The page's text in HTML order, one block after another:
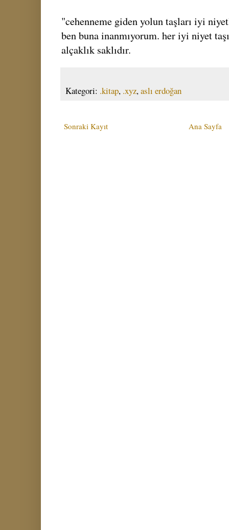
"cehenneme giden yolun taşları iyi
ben buna inanmıyorum. her iyi niyet
alçaklık saklıdır.
Kategori: .kitap, .xyz,aslı erdoğan
Sonraki Kayıt Ana Sayfa